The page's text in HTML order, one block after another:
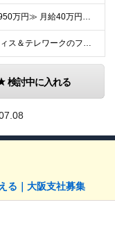
≪想定年収：650万円～950万円≫ 月給40万円～58万円 ※賞与：年3.5ヶ月（会社業績・個人評価によって変動） ※入社後1年経過したタイミングでインセンティブ給へ移行致します ※入社時の月給額は
【明治神宮前・原宿オフィス＆テレワークのフレキシブルワークを導入】 東京都渋谷区神宮前3-21-5 サーキュレーションビル ForPro ★多様な働き方を推進 出社とテレワークを組み合わせたフレキシ
検討中に入れる
る｜大阪支社募集